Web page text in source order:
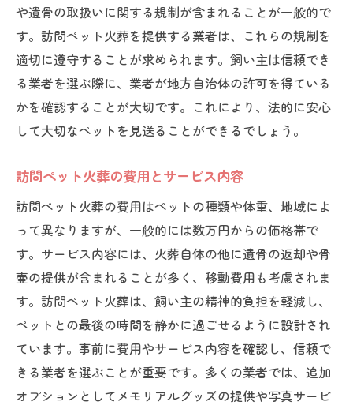
訪問ペット火葬が与えた家族への影響
訪問ペット火葬の利点と課題
訪問ペット火葬を選んだ理由
訪問ペット火葬後の心の変化
訪問ペット火葬でペットとの最期の時間を大切
に
訪問ペット火葬で心を込めたお別れ
訪問ペット火葬での思い出作り
訪問ペット火葬が与える心の癒し
訪問ペット火葬で大切にしたいこと
訪問ペット火葬と家族の絆
や遺骨の取扱いに関する規制が含まれることが一般的で
す。訪問ペット火葬を提供する業者は、これらの規制を
適切に遵守することが求められます。飼い主は信頼でき
る業者を選ぶ際に、業者が地方自治体の許可を得ている
かを確認することが大切です。これにより、法的に安心
して大切なペットを見送ることができるでしょう。
訪問ペット火葬の費用とサービス内容
訪問ペット火葬の費用はペットの種類や体重、地域によ
って異なりますが、一般的には数万円からの価格帯で
す。サービス内容には、火葬自体の他に遺骨の返却や骨
壷の提供が含まれることが多く、移動費用も考慮されま
す。訪問ペット火葬は、飼い主の精神的負担を軽減し、
ペットとの最後の時間を静かに過ごせるように設計され
ています。事前に費用やサービス内容を確認し、信頼で
きる業者を選ぶことが重要です。多くの業者では、追加
オプションとしてメモリアルグッズの提供や写真サービ